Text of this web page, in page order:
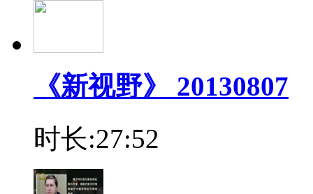
《新视野》 20130807
时长:27:52